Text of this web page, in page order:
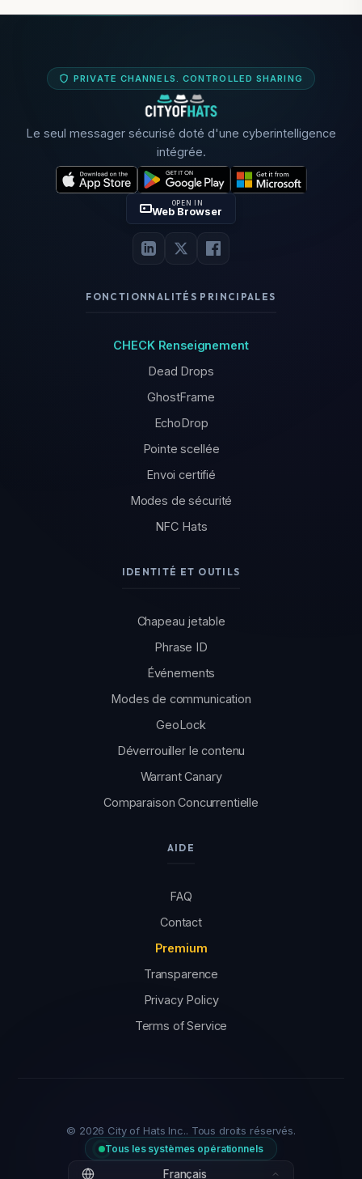
PRIVATE CHANNELS. CONTROLLED SHARING
Le seul messager sécurisé doté d'une cyberintelligence
intégrée.
OPEN IN
Web Browser
FONCTIONNALITÉS PRINCIPALES
CHECK Renseignement
Dead Drops
GhostFrame
EchoDrop
Pointe scellée
Envoi certifié
Modes de sécurité
NFC Hats
IDENTITÉ ET OUTILS
Chapeau jetable
Phrase ID
Événements
Modes de communication
GeoLock
Déverrouiller le contenu
Warrant Canary
Comparaison Concurrentielle
AIDE
FAQ
Contact
Premium
Transparence
Privacy Policy
Terms of Service
© 2026 City of Hats Inc.. Tous droits réservés.
Tous les systèmes opérationnels
Français